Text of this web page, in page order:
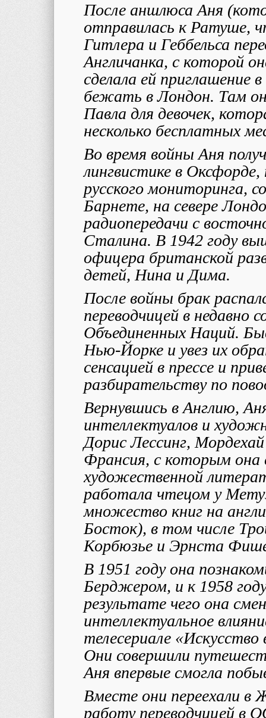
После аншлюса Аня
отправилась к Ратуше,
Гитлера и Геббельса
Англичанка, с которой
сделала ей приглашение
бежать в Лондон. Там
Павла для девочек,
несколько бесплатных
Во время войны Аня
лингвистике в
русского мониторинга,
Барнете, на севере
радиопередачи с
Сталина. В 1942 году
офицера британской
детей, Нина и Дима.
После войны брак
переводчицей в недавно
Объединенных Наций.
Нью-Йорке и увез их
сенсацией в прессе и
разбирательству по
Вернувшись в Англию,
интеллектуалов и
Дорис Лессинг,
Франсия, с которым она
художественной
работала чтецом у
множество книг на
Босток), в том числе
Корбюзье и Эрнста
В 1951 году она
Берджером, и к 1958
результате чего она
интеллектуальное
телесериале
Они совершили
Аня впервые смогла
Вместе они переехали в
работу переводчицей в